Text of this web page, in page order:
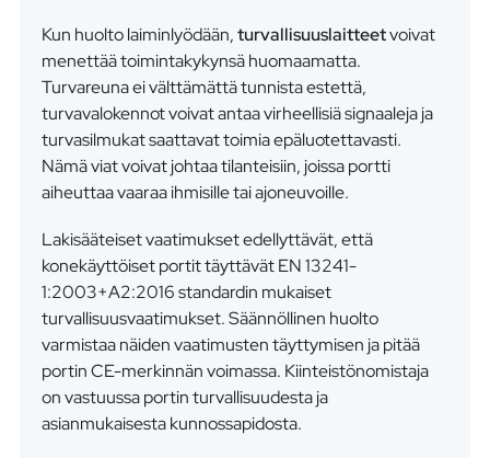
Kun huolto laiminlyödään,turvallisuuslaitteetvoivat
menettää toimintakykynsä huomaamatta.
Turvareuna ei välttämättä tunnista estettä,
turvavalokennot voivat antaa virheellisiä signaaleja ja
turvasilmukat saattavat toimia epäluotettavasti.
Nämä viat voivat johtaa tilanteisiin, joissa portti
aiheuttaa vaaraa ihmisille tai ajoneuvoille.
Lakisääteiset vaatimukset edellyttävät, että
konekäyttöiset portit täyttävät EN 13241-
1:2003+A2:2016 standardin mukaiset
turvallisuusvaatimukset. Säännöllinen huolto
varmistaa näiden vaatimusten täyttymisen ja pitää
portin CE-merkinnän voimassa. Kiinteistönomistaja
on vastuussa portin turvallisuudesta ja
asianmukaisesta kunnossapidosta.